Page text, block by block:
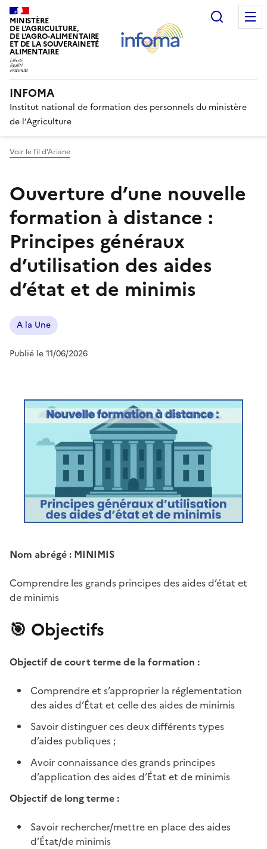
MINISTÈRE
DE L'AGRICULTURE,
DE L'AGRO-ALIMENTAIRE
ET DE LA SOUVERAINETÉ
ALIMENTAIRE
INFOMA
Institut national de formation des personnels du ministère
de l’Agriculture
Voir le fil d'Ariane
Ouverture d’une nouvelle
formation à distance :
Principes généraux
d’utilisation des aides
d’état et de minimis
A la Une
Publié le 11/06/2026
Nom abrégé : MINIMIS
Comprendre les grands principes des aides d’état et
de minimis
🎯 Objectifs
Objectif de court terme de la formation :
Comprendre et s’approprier la réglementation
des aides d’État et celle des aides de minimis
Savoir distinguer ces deux différents types
d’aides publiques ;
Avoir connaissance des grands principes
d’application des aides d’État et de minimis
Objectif de long terme :
Savoir rechercher/mettre en place des aides
d’État/de minimis